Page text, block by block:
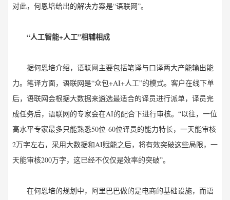
对此，何恩培给出的解决方案是“语联网”。
“人工智能+人工”相辅相成
据何恩培介绍，语联网主要包括笔译与口译两大产能输出能
力。笔译方面，语联网是“众包+AI+人工”的模式。客户在线下单
后，语联网会根据大数据来遴选最适合的译员进行派单，译员完
成任务后，语联网的专家会在AI的配合下进行审核。“以往，一位
高水平专家最多只能熟悉50位-60位译员的能力特长，一天能审核
2万字左右，采用大数据和AI赋能之后，将有效突破这些局限，一
天能审核200万字，这已经不仅仅是效率的突破”。
在何恩培的规划中，阿里巴巴做的是电商的基础设施，而语